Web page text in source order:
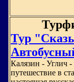
Тур "Сказы
Калязин -
путешествие в